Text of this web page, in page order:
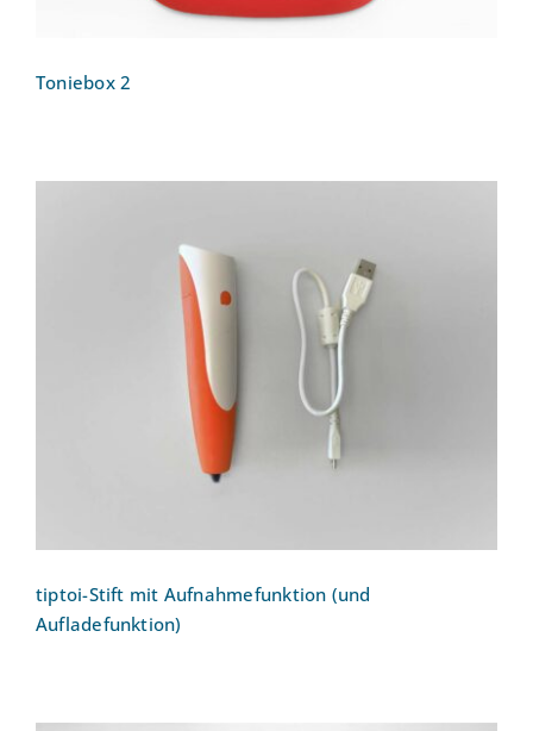
Toniebox 2
tiptoi-Stift mit Aufnahmefunktion (und
Aufladefunktion)
tiptoi-Stift mit Aufnahmefunktion (und
Aufladefunktion)